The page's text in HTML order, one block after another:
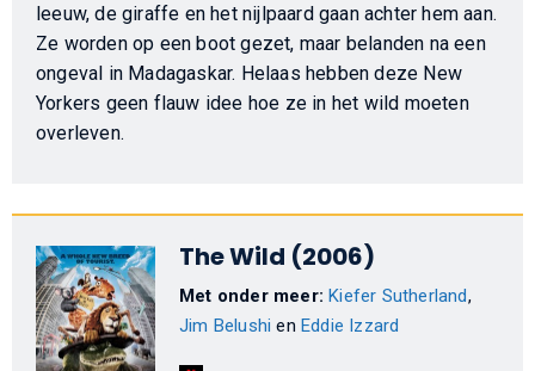
leeuw, de giraffe en het nijlpaard gaan achter hem aan.
Ze worden op een boot gezet, maar belanden na een
ongeval in Madagaskar. Helaas hebben deze New
Yorkers geen flauw idee hoe ze in het wild moeten
overleven.
The Wild (2006)
Met onder meer:Kiefer Sutherland,
Jim Belushi enEddie Izzard